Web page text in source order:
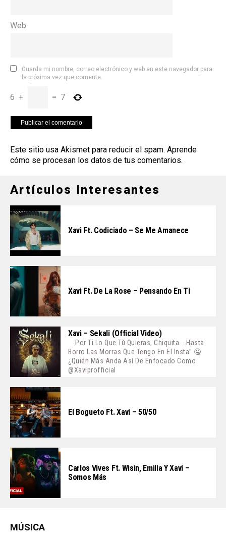
Web
Guarda mi nombre, correo electrónico y web en este navegador para
la próxima vez que comente.
6 + = 7
Este sitio usa Akismet para reducir el spam. Aprende
cómo se procesan los datos de tus comentarios.
Artículos Interesantes
Xavi Ft. Codiciado – Se Me Amanece
Xavi Ft. De La Rose – Pensando En Ti
Xavi – Sekali (Official Video)
Por Ti Lo Que Tú Quieras, Chiquita... Hasta
Borro Las Morras Que Tengo En El Insta” 🤐
¿Quién Más Anda Así De Enfocado Como
@xaviprofficial
El Bogueto Ft. Xavi – 50/50
Carlos Vives Ft. Wisin, Emilia Y Xavi –
Somos Más
MÚSICA